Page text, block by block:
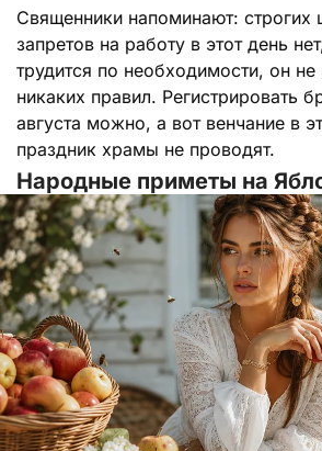
Священники напоминают: строгих
запретов на работу в этот день
трудится по необходимости, он
никаких правил. Регистрировать
августа можно, а вот венчание в
праздник храмы не проводят.
Народные приметы на